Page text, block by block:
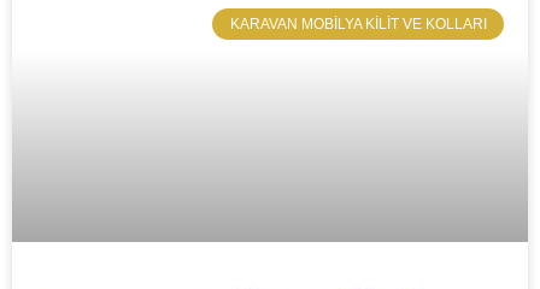
​KARAVAN MOBILYA KILIT VE KOLLARI